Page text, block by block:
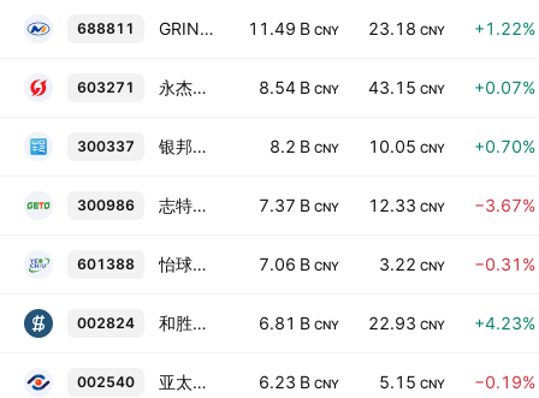
688811 GRINM METAL COMPOSITES BEIJING 11.49 B CNY 23.18 CNY +1.22%
603271 永杰新材 8.54 B CNY 43.15 CNY +0.07%
300337 银邦股份 8.2 B CNY 10.05 CNY +0.70%
300986 志特新材 7.37 B CNY 12.33 CNY −3.67%
601388 怡球资源 7.06 B CNY 3.22 CNY −0.31%
002824 和胜股份 6.81 B CNY 22.93 CNY +4.23%
002540 亚太科技 6.23 B CNY 5.15 CNY −0.19%